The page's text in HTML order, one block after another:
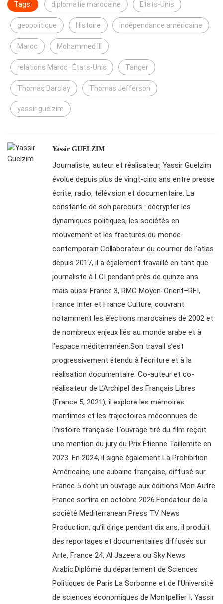
Tags: diplomatie marocaine Etats-Unis
geopolitique Histoire indépendance américaine
Maroc Mohammed III
relations Maroc–États-Unis Tanger
Thomas Barclay Thomas Jefferson
yassir guelzim
Yassir GUELZIM
Journaliste, auteur et réalisateur, Yassir Guelzim
évolue depuis plus de vingt-cinq ans entre presse
écrite, radio, télévision et documentaire. La
constante de son parcours : décrypter les
dynamiques politiques, les sociétés en
mouvement et les fractures du monde
contemporain.Collaborateur du courrier de l'atlas
depuis 2017, il a également travaillé en tant que
journaliste à LCI pendant près de quinze ans
mais aussi France 3, RMC Moyen-Orient–RFI,
France Inter et France Culture, couvrant
notamment les élections marocaines de 2002 et
de nombreux enjeux liés au monde arabe et à
l’espace méditerranéen.Son travail s’est
progressivement étendu à l’écriture et à la
réalisation documentaire. Co-auteur et co-
réalisateur de L’Archipel des Français Libres
(France 5, 2021), il explore les mémoires
maritimes et les trajectoires méconnues de
l’histoire française. L’ouvrage tiré du film reçoit
une mention du jury du Prix Étienne Taillemite en
2023. En 2024, il signe également La Prohibition
Américaine, une aubaine française, diffusé sur
France 5 dont un ouvrage aux éditions Mon Autre
France sortira en octobre 2026.Fondateur de la
société Mediterranean Press TV News
Production, qu’il dirige pendant dix ans, il produit
des reportages et documentaires diffusés sur
Arte, France 24, Al Jazeera ou Sky News
Arabic.Diplômé du département de Sciences
Politiques de Paris La Sorbonne et de l'Université
de sciences économiques de Montpellier I, Yassir